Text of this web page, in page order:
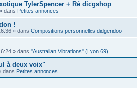
TylerSpencer + Ré didgshop
» dans Petites annonces
!
» dans Compositions personnelles didgeridoo
» dans "Australian Vibrations" (Lyon 69)
à deux voix"
dans Petites annonces